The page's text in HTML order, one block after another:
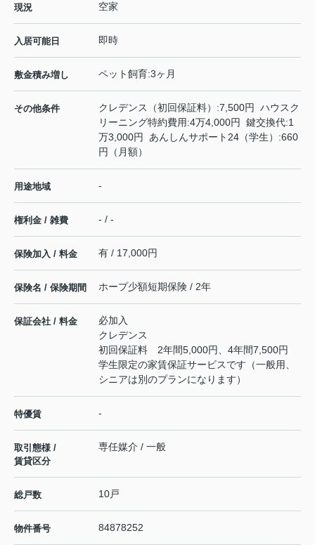
現況 空家
入居可能日 即時
敷金積み増し ペット飼育:3ヶ月
その他条件
クレデンス（初回保証料）:7,500円 ハウスク
リーニング特約費用:4万4,000円 鍵交換代:1
万3,000円 あんしんサポート24（学生）:660
円（月額）
用途地域 -
権利金 / 雑費 - / -
保険加入 / 料金 有 / 17,000円
保険名 / 保険期間 ホープ少額短期保険 / 2年
保証会社 / 料金
必加入
クレデンス
初回保証料 2年間5,000円、4年間7,500円
学生限定の家賃保証サービスです（一般用、
シニアは別のプランになります）
特優賃 -
取引態様 /
賃貸区分
専任媒介 / 一般
総戸数 10戸
物件番号 84878252